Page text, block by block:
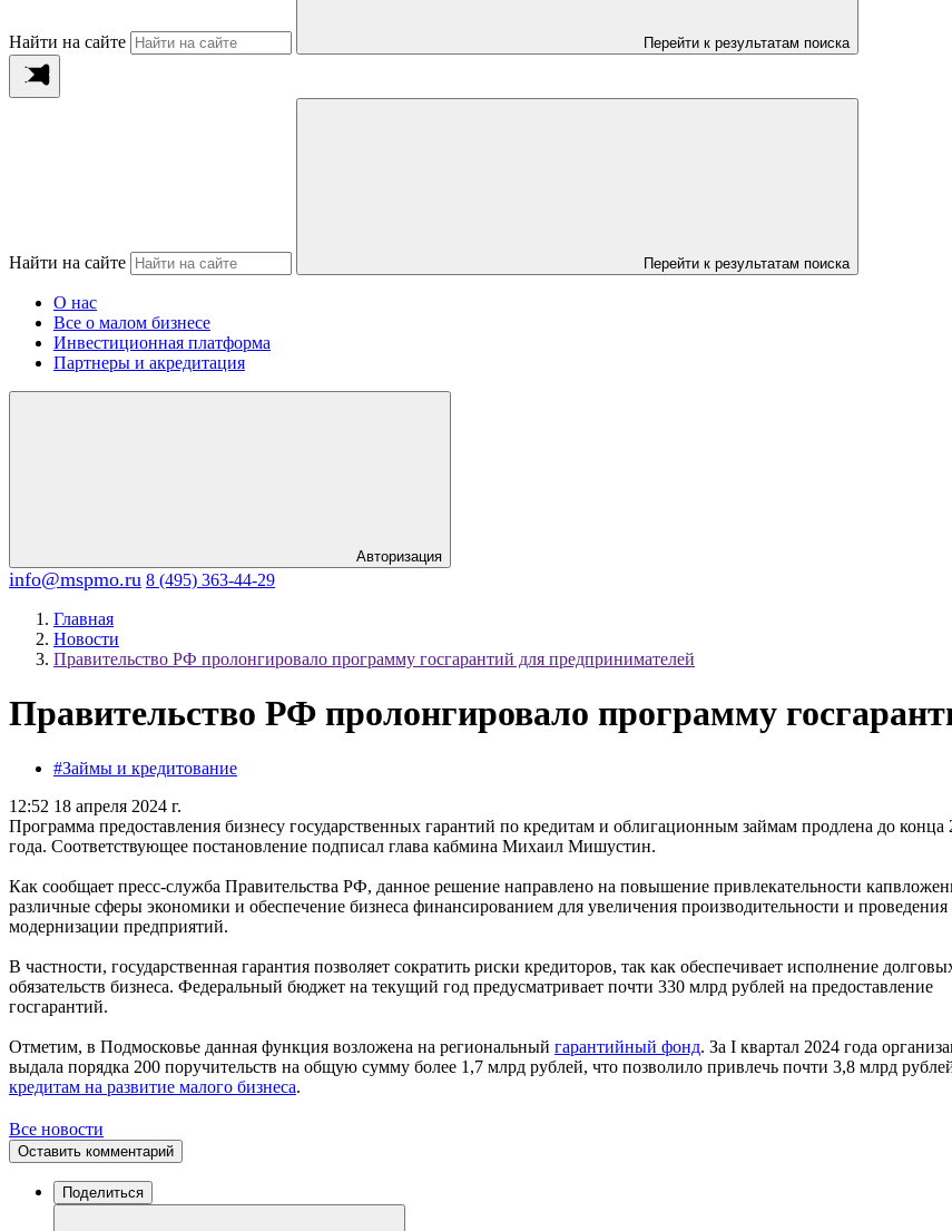
Найти на сайте Перейти к результатам поиска
Найти на сайте Перейти к результатам поиска
О нас
Все о малом бизнесе
Инвестиционная платформа
Партнеры и акредитация
Авторизация
info@mspmo.ru 8 (495) 363-44-29
Главная
Новости
Правительство РФ пролонгировало программу госгарантий для предпринимателей
Правительство РФ пролонгировало программу
#Займы и кредитование
12:52 18 апреля 2024 г.
Программа предоставления бизнесу государственных гарантий по кредитам и облигационным займам продлена до конца
года. Соответствующее постановление подписал глава кабмина Михаил Мишустин.
Как сообщает пресс-служба Правительства РФ, данное решение направлено на повышение привлекательности
различные сферы экономики и обеспечение бизнеса финансированием для увеличения производительности и проведения
модернизации предприятий.
В частности, государственная гарантия позволяет сократить риски кредиторов, так как обеспечивает исполнение
обязательств бизнеса. Федеральный бюджет на текущий год предусматривает почти 330 млрд рублей на предоставление
госгарантий.
Отметим, в Подмосковье данная функция возложена на региональный гарантийный фонд. За I квартал 2024 года
выдала порядка 200 поручительств на общую сумму более 1,7 млрд рублей, что позволило привлечь почти 3,8 млрд
кредитам на развитие малого бизнеса.
Все новости
Оставить комментарий
Поделиться